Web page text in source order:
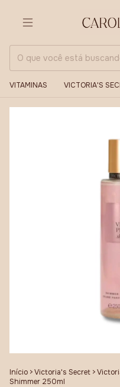
VITAMINAS VICTORIA'S
Início >Victoria's Secret >
Shimmer 250ml